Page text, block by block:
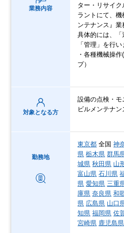
業務内容
ター・リサイ
ラントにて、
ンテナンス』業
具体的には、「
「管理」を行い
・各種機械操
プ）
対象となる方
設備の点検・
ビルメンテナ
勤務地
東京都 全国神
県 栃木県 群馬
城県 秋田県 山
富山県 石川県
県 愛知県 三重
庫県 奈良県 和
県 広島県 山口
知県 福岡県 佐
宮崎県 鹿児島県